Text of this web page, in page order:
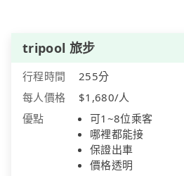
tripool 旅步
行程時間
255分
每人價格
$1,680/人
優點
可1~8位乘客
哪裡都能接
保證出車
價格透明